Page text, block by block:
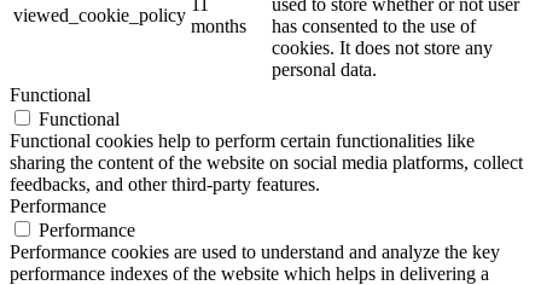
viewed_cookie_policy
months
has consented to the use of
cookies. It does not store any
personal data.
Functional
Functional
Functional cookies help to perform certain functionalities like
sharing the content of the website on social media platforms, collect
feedbacks, and other third-party features.
Performance
Performance
Performance cookies are used to understand and analyze the key
performance indexes of the website which helps in delivering a